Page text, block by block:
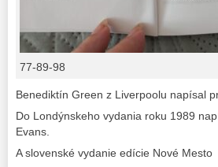
77-89-98
Benediktín Green z Liverpoolu napísal
Do Londýnskeho vydania roku 1989
Evans.
A slovenské vydanie edície Nové